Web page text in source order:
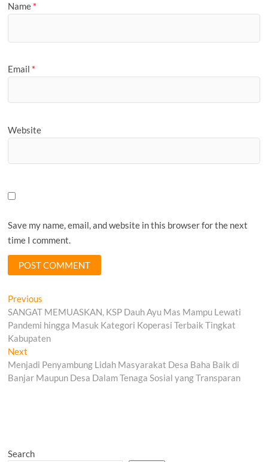
Name *
Email *
Website
Save my name, email, and website in this browser for the next
time I comment.
Post
navigation
Previous
post:
SANGAT MEMUASKAN, KSP Dauh Ayu Mas Mampu Lewati
Pandemi hingga Masuk Kategori Koperasi Terbaik Tingkat
Kabupaten
Next
post:
Menjadi Penyambung Lidah Masyarakat Desa Baha Baik di
Banjar Maupun Desa Dalam Tenaga Sosial yang Transparan
Search